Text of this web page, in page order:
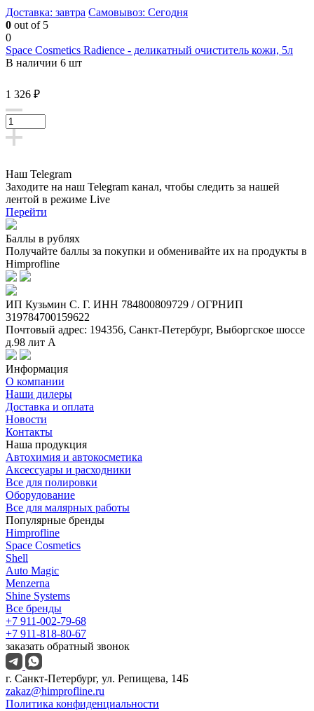
Доставка: завтра Самовывоз: Сегодня
0 out of 5
0
Space Cosmetics Radience - деликатный очиститель кожи, 5л
В наличии 6 шт
1 326 ₽
Наш Telegram
Заходите на наш Telegram канал, чтобы следить за нашей
лентой в режиме Live
Перейти
Баллы в рублях
Получайте баллы за покупки и обменивайте их на продукты в
Himprofline
ИП Кузьмин C. Г. ИНН 784800809729 / ОГРНИП
319784700159622
Почтовый адрес: 194356, Санкт-Петербург, Выборгское шоссе
д.98 лит А
Информация
О компании
Наши дилеры
Доставка и оплата
Новости
Контакты
Наша продукция
Автохимия и автокосметика
Аксессуары и расходники
Все для полировки
Оборудование
Все для малярных работы
Популярные бренды
Himprofline
Space Cosmetics
Shell
Auto Magic
Menzerna
Shine Systems
Все бренды
+7 911-002-79-68
+7 911-818-80-67
заказать обратный звонок
г. Санкт-Петербург, ул. Репищева, 14Б
zakaz@himprofline.ru
Политика конфиденциальности